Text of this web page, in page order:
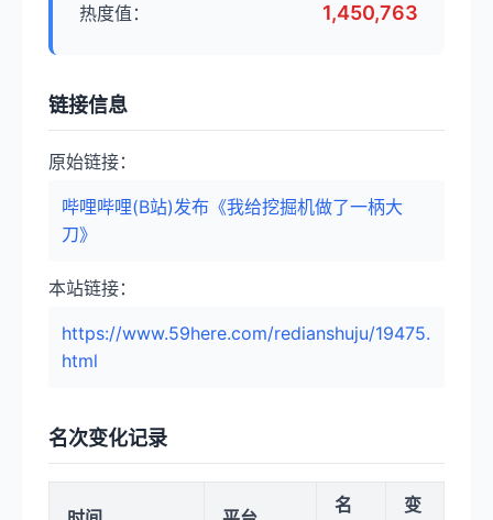
热度值： 1,450,763
链接信息
原始链接：
哔哩哔哩(B站)发布《我给挖掘机做了一柄大
刀》
本站链接：
https://www.59here.com/redianshuju/19475.
html
名次变化记录
名
变